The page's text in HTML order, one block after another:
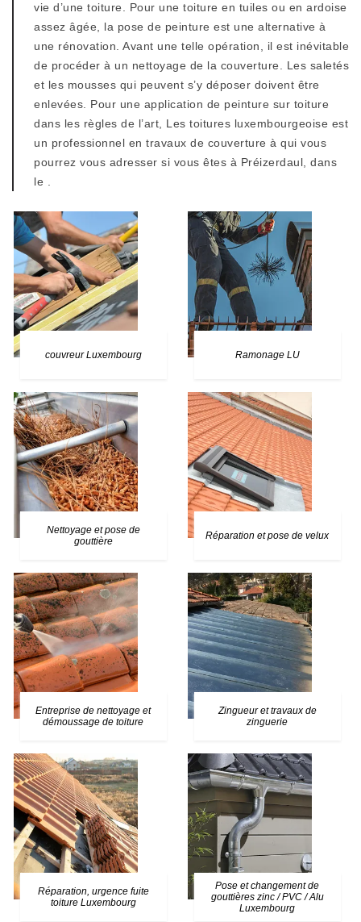
vie d’une toiture. Pour une toiture en tuiles ou en ardoise
assez âgée, la pose de peinture est une alternative à
une rénovation. Avant une telle opération, il est inévitable
de procéder à un nettoyage de la couverture. Les saletés
et les mousses qui peuvent s’y déposer doivent être
enlevées. Pour une application de peinture sur toiture
dans les règles de l’art, Les toitures luxembourgeoise est
un professionnel en travaux de couverture à qui vous
pourrez vous adresser si vous êtes à Préizerdaul, dans
le .
couvreur Luxembourg Ramonage LU
Nettoyage et pose de
gouttière
Réparation et pose de velux
Entreprise de nettoyage et
démoussage de toiture
Zingueur et travaux de
zinguerie
Réparation, urgence fuite
toiture Luxembourg
Pose et changement de
gouttières zinc / PVC / Alu
Luxembourg